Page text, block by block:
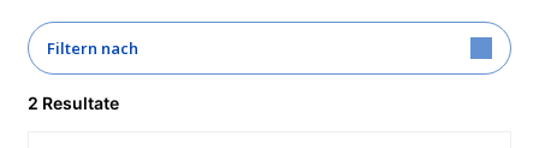
Filtern nach
2 Resultate